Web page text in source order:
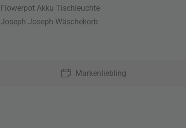
Flowerpot Akku Tischleuchte
Joseph Joseph Wäschekorb
Markenliebling